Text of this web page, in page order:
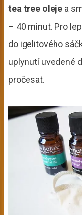
tea tree olejea
– 40 minut. Pro
do igelitového
uplynutí uvedené
pročesat.